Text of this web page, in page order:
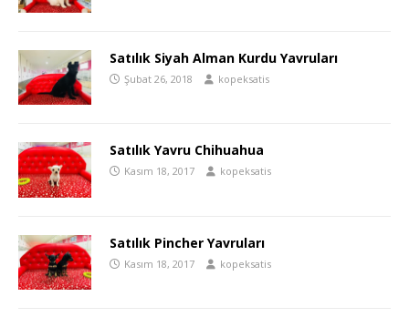
Satılık Siyah Alman Kurdu Yavruları
Şubat 26, 2018 kopeksatis
Satılık Yavru Chihuahua
Kasım 18, 2017 kopeksatis
Satılık Pincher Yavruları
Kasım 18, 2017 kopeksatis